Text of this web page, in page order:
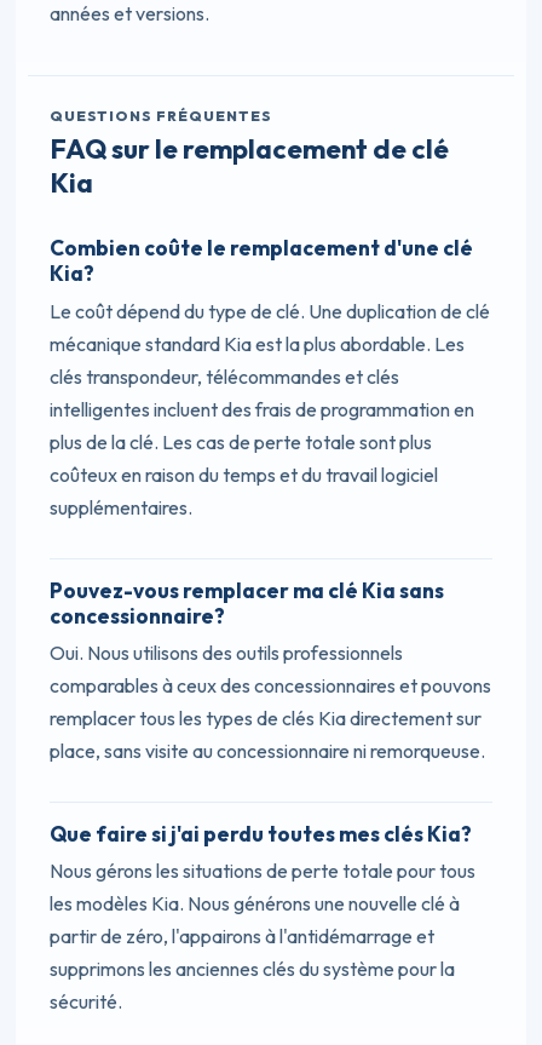
années et versions.
QUESTIONS FRÉQUENTES
FAQ sur le remplacement de clé
Kia
Combien coûte le remplacement d'une clé
Kia?
Le coût dépend du type de clé. Une duplication de clé
mécanique standard Kia est la plus abordable. Les
clés transpondeur, télécommandes et clés
intelligentes incluent des frais de programmation en
plus de la clé. Les cas de perte totale sont plus
coûteux en raison du temps et du travail logiciel
supplémentaires.
Pouvez-vous remplacer ma clé Kia sans
concessionnaire?
Oui. Nous utilisons des outils professionnels
comparables à ceux des concessionnaires et pouvons
remplacer tous les types de clés Kia directement sur
place, sans visite au concessionnaire ni remorqueuse.
Que faire si j'ai perdu toutes mes clés Kia?
Nous gérons les situations de perte totale pour tous
les modèles Kia. Nous générons une nouvelle clé à
partir de zéro, l'appairons à l'antidémarrage et
supprimons les anciennes clés du système pour la
sécurité.